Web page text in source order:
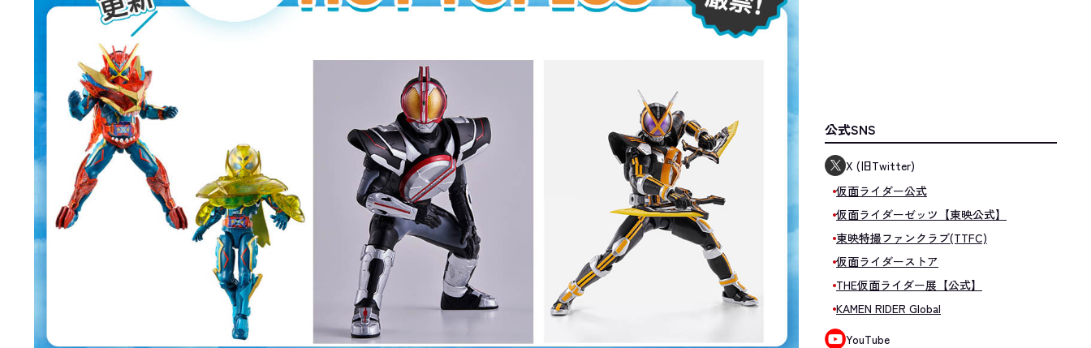
公式SNS
X (旧Twitter)
仮面ライダー公式
仮面ライダーゼッツ【東映公式】
東映特撮ファンクラブ(TTFC)
仮面ライダーストア
THE仮面ライダー展【公式】
KAMEN RIDER Global
YouTube